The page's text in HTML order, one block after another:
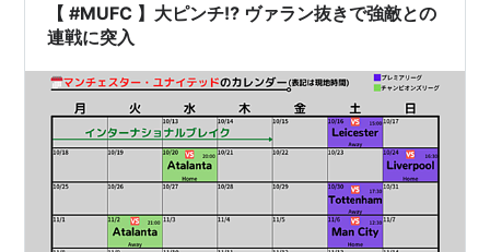
【 #MUFC 】大ピンチ⁉ ヴァラン抜きで強敵との
連戦に突入